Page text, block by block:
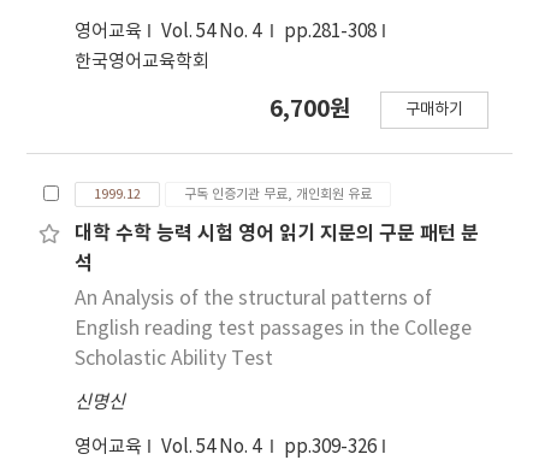
영어교육 Vol. 54 No. 4
pp.281-308
한국영어교육학회
6,700원 구매하기
1999.12 구독 인증기관 무료, 개인회원 유료
대학 수학 능력 시험 영어 읽기 지문의 구문 패턴 분
석
An Analysis of the structural patterns of
English reading test passages in the College
Scholastic Ability Test
신명신
영어교육 Vol. 54 No. 4
pp.309-326